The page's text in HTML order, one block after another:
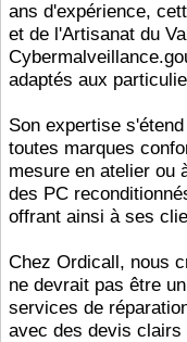
ans d'expérience,
et de l'Artisanat du
adaptés aux
Son expertise
toutes marques
mesure en atelier ou
des PC
offrant ainsi à ses
Chez Ordicall, nous
ne devrait pas être
services de
avec des devis clairs